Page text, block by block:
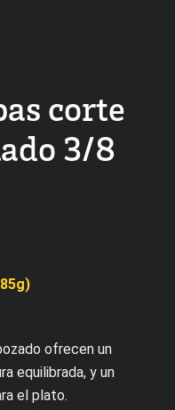
corte
3/8
ofrecen un
equilibrada, y un
el plato.